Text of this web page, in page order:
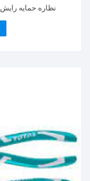
نظاره حمايه رايش SAFETY GOGGLE (TSP301)